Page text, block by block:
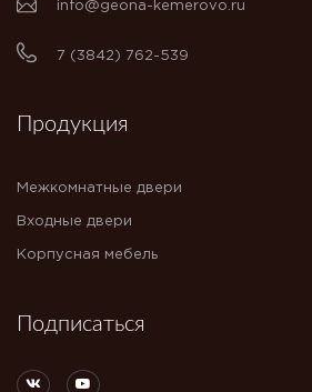
info@geona-kemerovo.ru
7 (3842) 762-539
Продукция
Межкомнатные двери
Входные двери
Корпусная мебель
Подписаться